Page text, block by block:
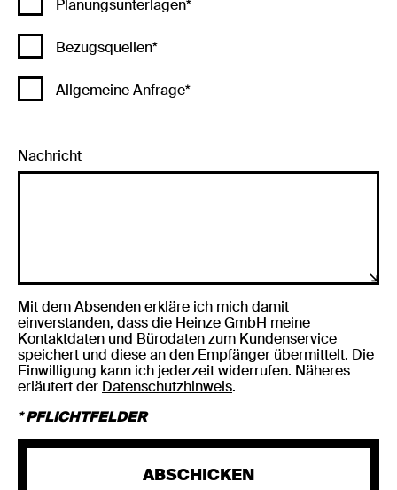
Planungsunterlagen*
Bezugsquellen*
Allgemeine Anfrage*
Nachricht
Mit dem Absenden erkläre ich mich damit
einverstanden, dass die Heinze GmbH meine
Kontaktdaten und Bürodaten zum Kundenservice
speichert und diese an den Empfänger übermittelt. Die
Einwilligung kann ich jederzeit widerrufen. Näheres
erläutert der Datenschutzhinweis.
* PFLICHTFELDER
ABSCHICKEN